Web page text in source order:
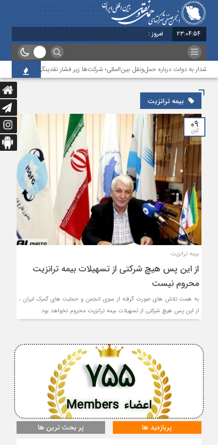
23:04:54 امروز : جمعه - 16 مرداد - 1405
هشدار به دولت درباره حمل‌ونقل بین‌المللی؛ شرکت‌ها زیر فشار نقدینگی، مالیات و افت
بیمه ترانزیت
۰۹
آبان
بیمه ترانزیت
از این پس هیچ شرکتی از تسهیلات بیمه ترانزیت
محروم نیست
به همت تلاش های صورت گرفته از سوی انجمن و حمایت های گمرک ایران ،
از این پس هیچ شرکتی از تسهیلات بیمه ترانزیت محروم نخواهد بود.
اعضاء Members
755
پربازدید ها پر بحث ترین ها